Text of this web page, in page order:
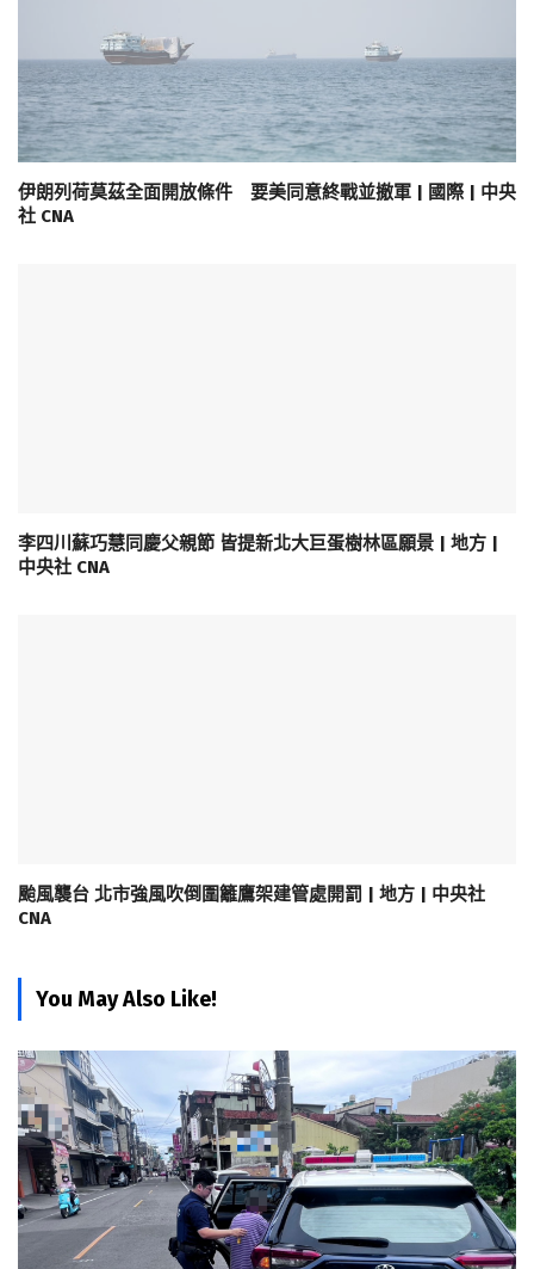
伊朗列荷莫茲全面開放條件 要美同意終戰並撤軍 | 國際 | 中央
社 CNA
李四川蘇巧慧同慶父親節 皆提新北大巨蛋樹林區願景 | 地方 |
中央社 CNA
颱風襲台 北市強風吹倒圍籬鷹架建管處開罰 | 地方 | 中央社
CNA
You May Also Like!